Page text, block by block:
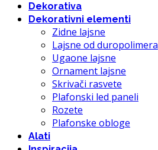
Dekorativa
Dekorativni elementi
Zidne lajsne
Lajsne od duropolimera
Ugaone lajsne
Ornament lajsne
Skrivači rasvete
Plafonski led paneli
Rozete
Plafonske obloge
Alati